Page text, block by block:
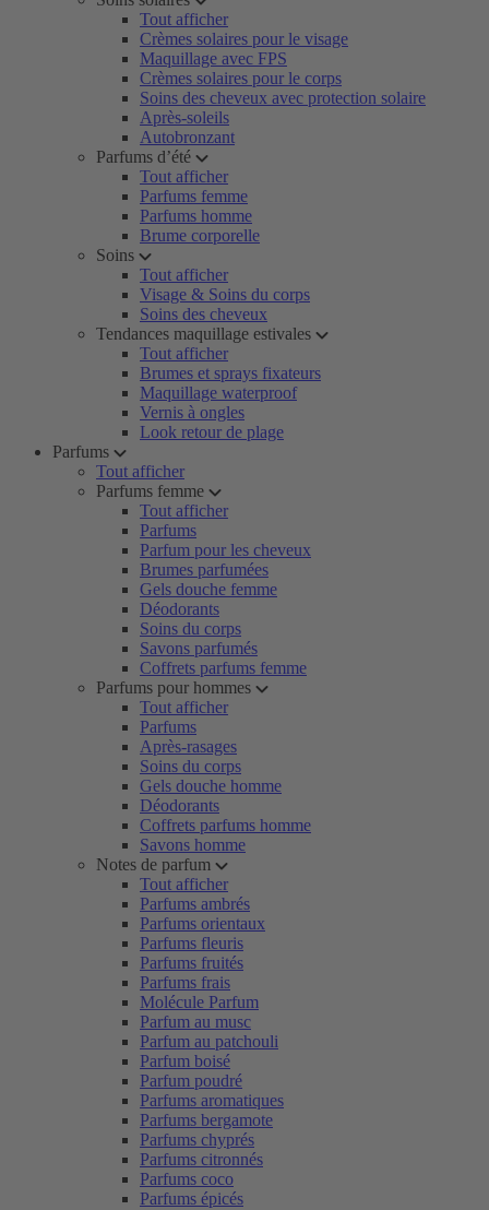
Tout afficher
Crèmes solaires pour le visage
Maquillage avec FPS
Crèmes solaires pour le corps
Soins des cheveux avec protection solaire
Après-soleils
Autobronzant
Parfums d’été
Tout afficher
Parfums femme
Parfums homme
Brume corporelle
Soins
Tout afficher
Visage & Soins du corps
Soins des cheveux
Tendances maquillage estivales
Tout afficher
Brumes et sprays fixateurs
Maquillage waterproof
Vernis à ongles
Look retour de plage
Parfums
Tout afficher
Parfums femme
Tout afficher
Parfums
Parfum pour les cheveux
Brumes parfumées
Gels douche femme
Déodorants
Soins du corps
Savons parfumés
Coffrets parfums femme
Parfums pour hommes
Tout afficher
Parfums
Après-rasages
Soins du corps
Gels douche homme
Déodorants
Coffrets parfums homme
Savons homme
Notes de parfum
Tout afficher
Parfums ambrés
Parfums orientaux
Parfums fleuris
Parfums fruités
Parfums frais
Molécule Parfum
Parfum au musc
Parfum au patchouli
Parfum boisé
Parfum poudré
Parfums aromatiques
Parfums bergamote
Parfums chyprés
Parfums citronnés
Parfums coco
Parfums épicés